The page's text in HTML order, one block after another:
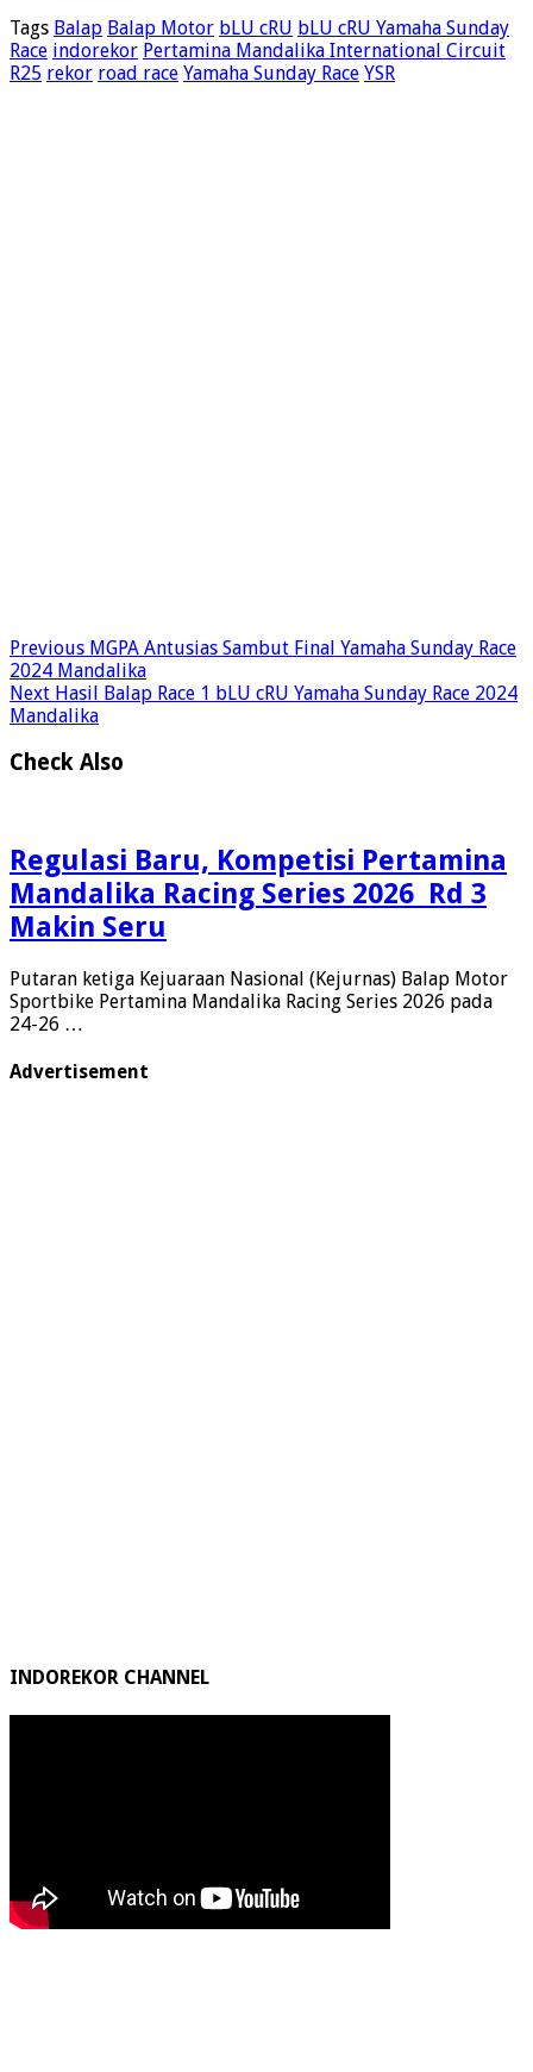
Tags Balap Balap Motor bLU cRU bLU cRU Yamaha Sunday
Race indorekor Pertamina Mandalika International Circuit
R25 rekor road race Yamaha Sunday Race YSR
Previous MGPA Antusias Sambut Final Yamaha Sunday Race
2024 Mandalika
Next Hasil Balap Race 1 bLU cRU Yamaha Sunday Race 2024
Mandalika
Check Also
Regulasi Baru, Kompetisi Pertamina
Mandalika Racing Series 2026 Rd 3
Makin Seru
Putaran ketiga Kejuaraan Nasional (Kejurnas) Balap Motor
Sportbike Pertamina Mandalika Racing Series 2026 pada
24-26 …
Advertisement
INDOREKOR CHANNEL